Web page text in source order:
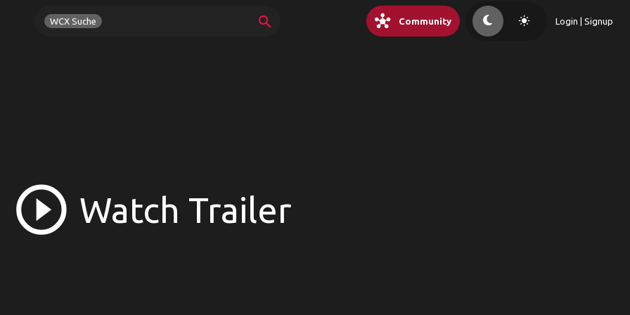
WCX Suche search hub Community light_mode Login | Signup
play_circle_outline Watch Trailer